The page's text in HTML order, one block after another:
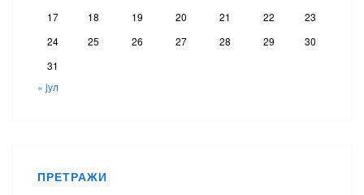
17
18 19 20 21 22
23
24
25 26 27 28 29
30
31
« јул
ПРЕТРАЖИ